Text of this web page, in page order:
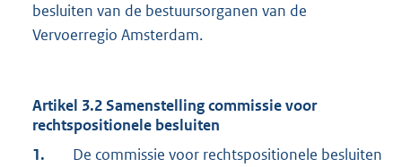
besluiten van de bestuursorganen van de
Vervoerregio Amsterdam.
Artikel 3.2 Samenstelling commissie voor
rechtspositionele besluiten
1.
De commissie voor rechtspositionele besluiten